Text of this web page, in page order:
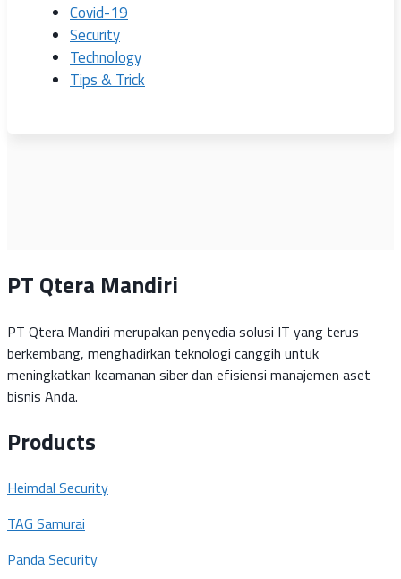
Covid-19
Security
Technology
Tips & Trick
PT Qtera Mandiri
PT Qtera Mandiri merupakan penyedia solusi IT yang terus
berkembang, menghadirkan teknologi canggih untuk
meningkatkan keamanan siber dan efisiensi manajemen aset
bisnis Anda.
Products
Heimdal Security
TAG Samurai
Panda Security